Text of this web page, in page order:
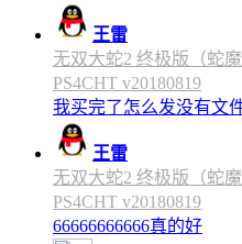
王雷
无双大蛇2 终极版（蛇
PS4CHT v20180819
我买完了怎么发没有文
王雷
无双大蛇2 终极版（蛇
PS4CHT v20180819
66666666666真的好